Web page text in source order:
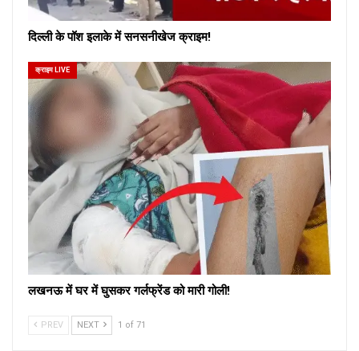
दिल्ली के पॉश इलाके में सनसनीखेज क्राइम!
क्राइम LIVE
लखनऊ में घर में घुसकर गर्लफ्रेंड को मारी गोली!
PREV NEXT 1 of 71